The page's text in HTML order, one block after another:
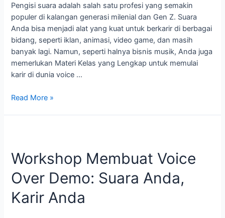
Pengisi suara adalah salah satu profesi yang semakin
populer di kalangan generasi milenial dan Gen Z. Suara
Anda bisa menjadi alat yang kuat untuk berkarir di berbagai
bidang, seperti iklan, animasi, video game, dan masih
banyak lagi. Namun, seperti halnya bisnis musik, Anda juga
memerlukan Materi Kelas yang Lengkap untuk memulai
karir di dunia voice …
Read More »
Workshop Membuat Voice
Over Demo: Suara Anda,
Karir Anda
Voice
Over
Demo:
Anda,